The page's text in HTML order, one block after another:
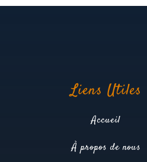
Liens Utiles
Accueil
À propos de nous